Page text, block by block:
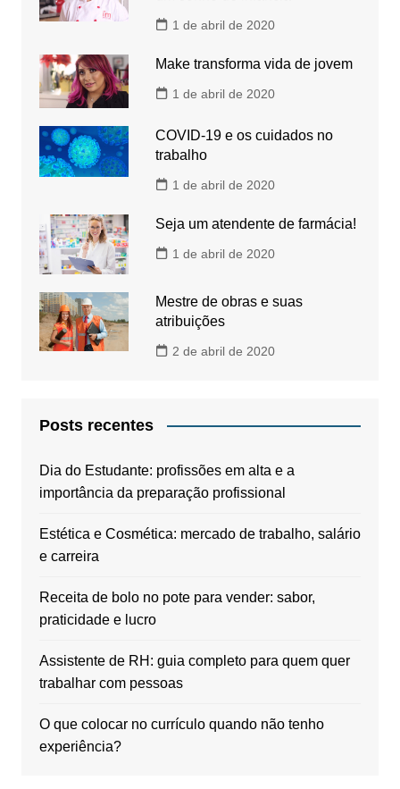
1 de abril de 2020
Make transforma vida de jovem
1 de abril de 2020
COVID-19 e os cuidados no
trabalho
1 de abril de 2020
Seja um atendente de farmácia!
1 de abril de 2020
Mestre de obras e suas
atribuições
2 de abril de 2020
Posts recentes
Dia do Estudante: profissões em alta e a
importância da preparação profissional
Estética e Cosmética: mercado de trabalho, salário
e carreira
Receita de bolo no pote para vender: sabor,
praticidade e lucro
Assistente de RH: guia completo para quem quer
trabalhar com pessoas
O que colocar no currículo quando não tenho
experiência?